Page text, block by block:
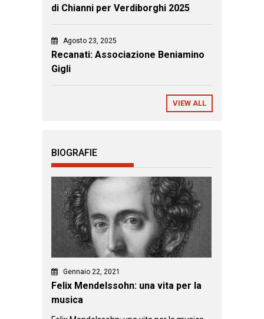
di Chianni per Verdiborghi 2025
Agosto 23, 2025
Recanati: Associazione Beniamino
Gigli
VIEW ALL
BIOGRAFIE
Gennaio 22, 2021
Felix Mendelssohn: una vita per la
musica